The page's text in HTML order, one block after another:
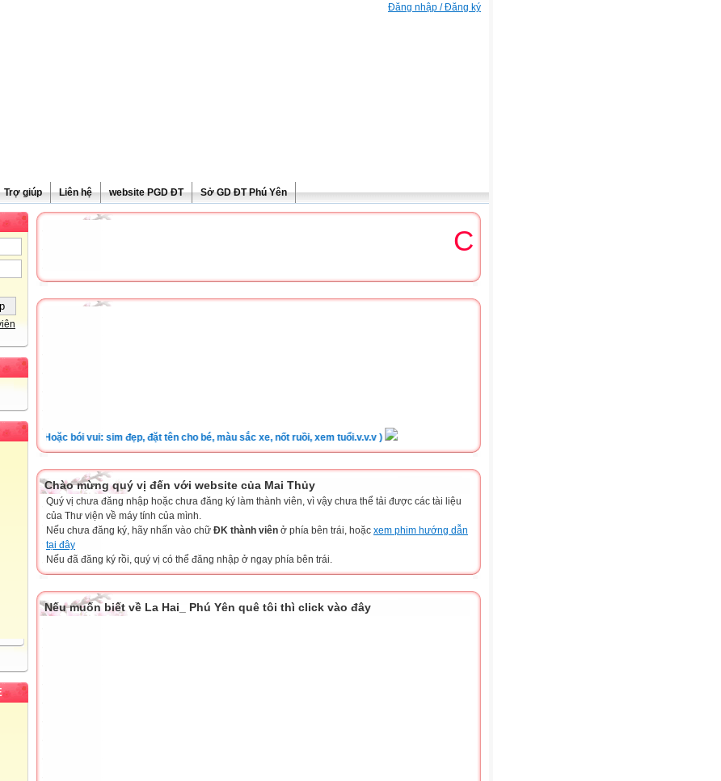
Đăng nhập / Đăng ký
Trợ giúp Liên hệ website PGD ĐT Sở GD ĐT Phú Yên
Chúc mừng ngày
! Hoặc bói vui: sim đẹp, đặt tên cho bé, màu sắc xe, nốt ruồi, xem tuổi.v.v.v )
Chào mừng quý vị đến với website của Mai Thủy
Quý vị chưa đăng nhập hoặc chưa đăng ký làm thành viên, vì vậy chưa thể tải được các tài liệu
của Thư viện về máy tính của mình.
Nếu chưa đăng ký, hãy nhấn vào chữ ĐK thành viên ở phía bên trái, hoặc xem phim hướng dẫn
tại đây
Nếu đã đăng ký rồi, quý vị có thể đăng nhập ở ngay phía bên trái.
Nếu muốn biết về La Hai_ Phú Yên quê tôi thì click vào đây